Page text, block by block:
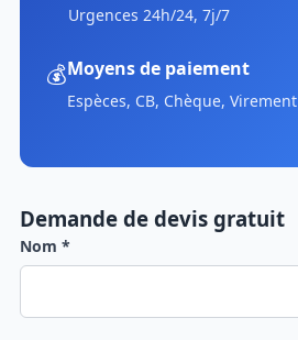
Urgences 24h/24, 7j/7
💰Moyens de paiement
Espèces, CB, Chèque, Virement
Demande de devis gratuit
Nom *